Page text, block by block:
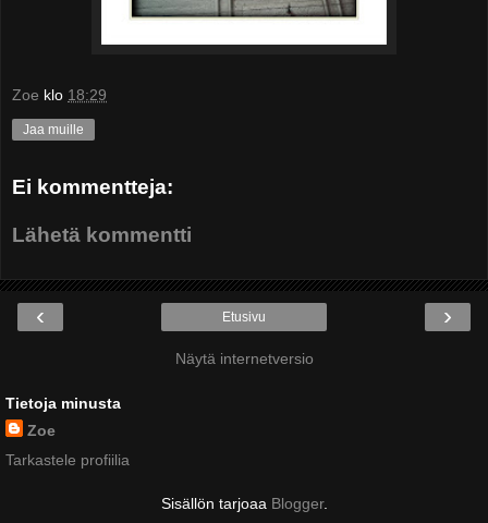
Zoe klo 18:29
Jaa muille
Ei kommentteja:
Lähetä kommentti
‹ ›
Etusivu
Näytä internetversio
Tietoja minusta
Zoe
Tarkastele profiilia
Sisällön tarjoaa Blogger.